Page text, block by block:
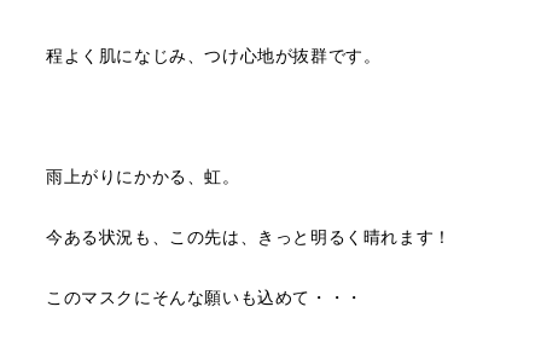
程よく肌になじみ、つけ心地が抜群です。
雨上がりにかかる、虹。
今ある状況も、この先は、きっと明るく晴れます！
このマスクにそんな願いも込めて・・・